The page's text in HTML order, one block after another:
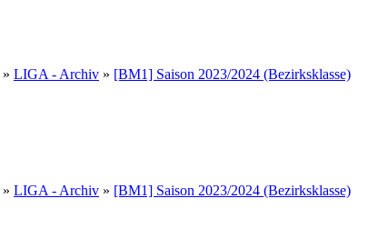
» LIGA - Archiv » [BM1] Saison 2023/2024 (Bezirksklasse)
» LIGA - Archiv » [BM1] Saison 2023/2024 (Bezirksklasse)